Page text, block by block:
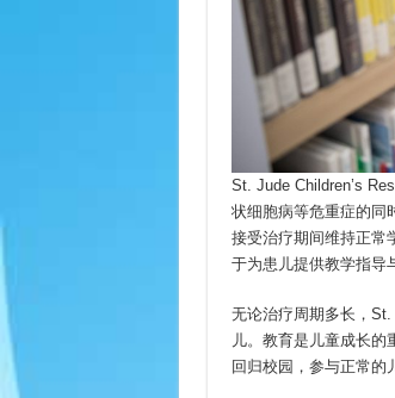
St. Jude Children’s
状细胞病等危重症的同
接受治疗期间维持正常
于为患儿提供教学指导
无论治疗周期多长，
儿。教育是儿童成长
回归校园，参与正常的